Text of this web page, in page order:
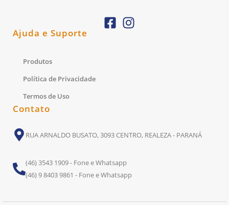
Ajuda e Suporte
Produtos
Política de Privacidade
Termos de Uso
Contato
RUA ARNALDO BUSATO, 3093 CENTRO, REALEZA - PARANÁ
(46) 3543 1909 - Fone e Whatsapp
(46) 9 8403 9861 - Fone e Whatsapp